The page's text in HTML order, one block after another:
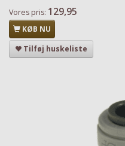
Vores pris: 129,95
KØB NU
Tilføj huskeliste